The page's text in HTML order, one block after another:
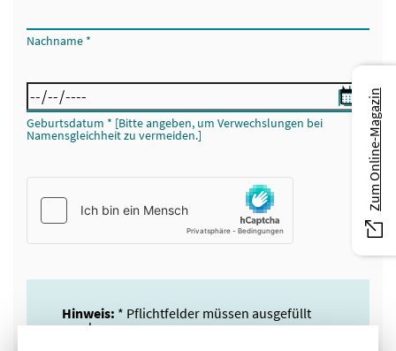
Nachname *
Geburtsdatum * [Bitte angeben, um Verwechslungen bei
Namensgleichheit zu vermeiden.]
Hinweis: * Pflichtfelder müssen ausgefüllt
werden.
Zum Online-Magazin